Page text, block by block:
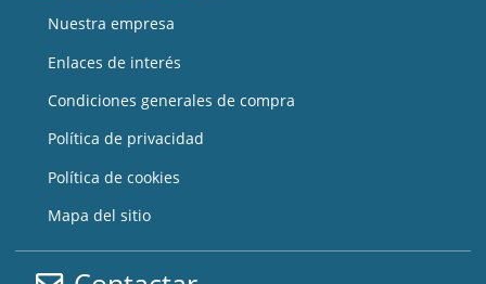
Nuestra empresa
Enlaces de interés
Condiciones generales de compra
Política de privacidad
Política de cookies
Mapa del sitio